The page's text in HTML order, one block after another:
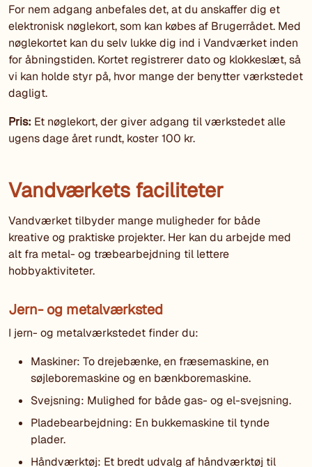
For nem adgang anbefales det, at du anskaffer dig et
elektronisk nøglekort, som kan købes af Brugerrådet. Med
nøglekortet kan du selv lukke dig ind i Vandværket inden
for åbningstiden. Kortet registrerer dato og klokkeslæt, så
vi kan holde styr på, hvor mange der benytter værkstedet
dagligt.
Pris: Et nøglekort, der giver adgang til værkstedet alle
ugens dage året rundt, koster 100 kr.
Vandværkets faciliteter
Vandværket tilbyder mange muligheder for både
kreative og praktiske projekter. Her kan du arbejde med
alt fra metal- og træbearbejdning til lettere
hobbyaktiviteter.
Jern- og metalværksted
I jern- og metalværkstedet finder du:
Maskiner: To drejebænke, en fræsemaskine, en
søjleboremaskine og en bænkboremaskine.
Svejsning: Mulighed for både gas- og el-svejsning.
Pladebearbejdning: En bukkemaskine til tynde
plader.
Håndværktøj: Et bredt udvalg af håndværktøj til